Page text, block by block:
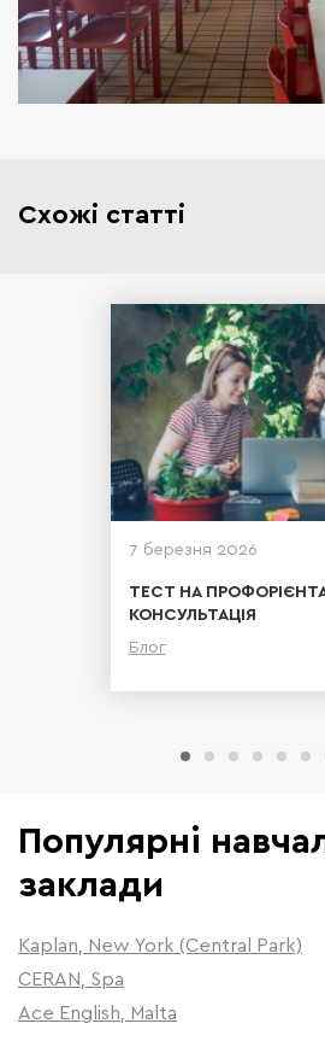
Схожі статті
7 березня 2026
ТЕСТ НА
КОНСУЛЬТАЦІЯ
Блог
Популярні
заклади
Kaplan, New York (Central Park)
CERAN, Spa
Ace English, Malta